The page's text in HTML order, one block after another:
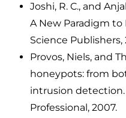
Joshi, R. C., and
A New Paradigm
Science Publishers,
Provos, Niels, and
honeypots: from
intrusion
Professional, 2007.